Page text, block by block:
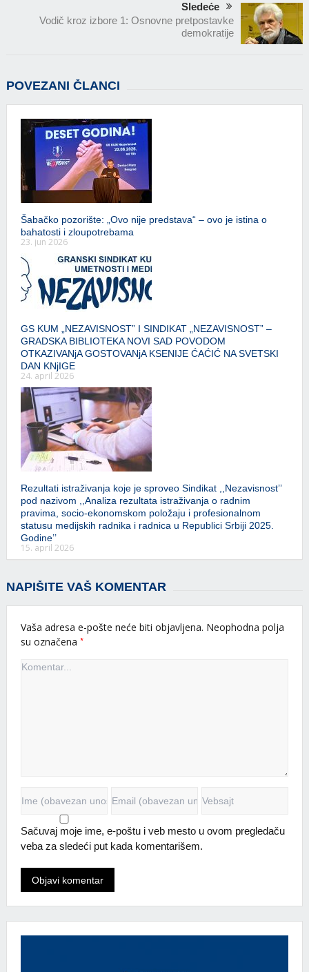
Sledeće
Vodič kroz izbore 1: Osnovne pretpostavke
demokratije
POVEZANI ČLANCI
Šabačko pozorište: „Ovo nije predstava“ – ovo je istina o
bahatosti i zloupotrebama
23. jun 2026
GS KUM „NEZAVISNOST” I SINDIKAT „NEZAVISNOST” –
GRADSKA BIBLIOTEKA NOVI SAD POVODOM
OTKAZIVANjA GOSTOVANjA KSENIJE ĆAĆIĆ NA SVETSKI
DAN KNjIGE
24. april 2026
Rezultati istraživanja koje je sproveo Sindikat ,,Nezavisnost’’
pod nazivom ,,Analiza rezultata istraživanja o radnim
pravima, socio-ekonomskom položaju i profesionalnom
statusu medijskih radnika i radnica u Republici Srbiji 2025.
Godine’’
15. april 2026
NAPIŠITE VAŠ KOMENTAR
Vaša adresa e-pošte neće biti objavljena. Neophodna polja
su označena *
Sačuvaj moje ime, e-poštu i veb mesto u ovom pregledaču
veba za sledeći put kada komentarišem.